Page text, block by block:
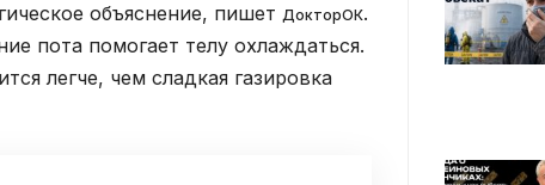
объяснение, пишет ДокторОК.
пота помогает телу охлаждаться.
легче, чем сладкая газировка